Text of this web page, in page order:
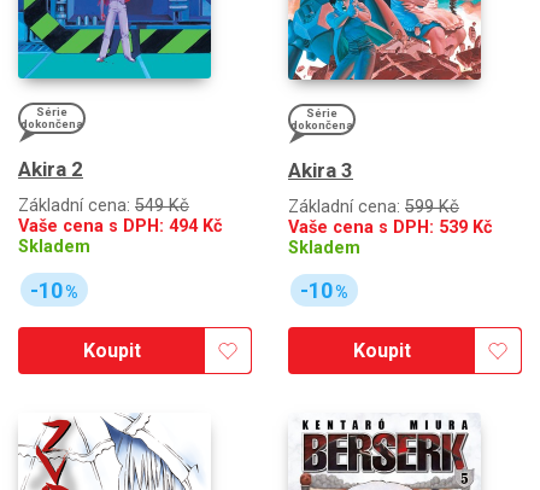
Série
dokončena
Akira 2
Základní cena: 549 Kč
Vaše cena s DPH: 494Kč
Skladem
-10%
Koupit
Série
dokončena
Akira 3
Základní cena: 599 Kč
Vaše cena s DPH: 539 Kč
Skladem
-10%
Koupit